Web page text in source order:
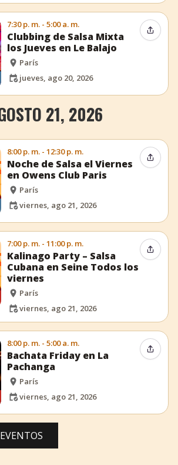
7:30 p. m. - 5:00 a. m.
Clubbing de Salsa Mixta
los Jueves en Le Balajo
París
jueves, ago 20, 2026
21, 2026
8:00 p. m. - 12:30 p. m.
Noche de Salsa el Viernes
en Owens Club Paris
París
viernes, ago 21, 2026
7:00 p. m. - 11:00 p. m.
Kalinago Party – Salsa
Cubana en Seine Todos los
viernes
París
viernes, ago 21, 2026
8:00 p. m. - 5:00 a. m.
Bachata Friday en La
Pachanga
París
viernes, ago 21, 2026